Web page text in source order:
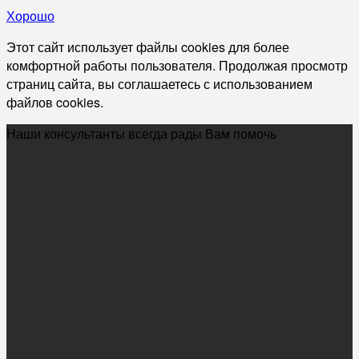
Хорошо
Этот сайт использует файлы cookies для более
комфортной работы пользователя. Продолжая просмотр
страниц сайта, вы соглашаетесь с использованием
файлов cookies.
Наши консультанты всегда рады Вам помочь